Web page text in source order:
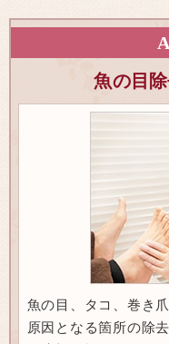
魚の目
魚の目、タコ、巻き
原因となる箇所の除